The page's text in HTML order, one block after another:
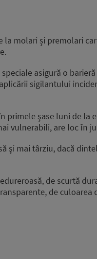
la molari și premolari
asigură o
sigilantului
primele şase luni de la
vulnerabili, are loc ȋn
şi mai târziu, dacă
de scurtă
de culoarea